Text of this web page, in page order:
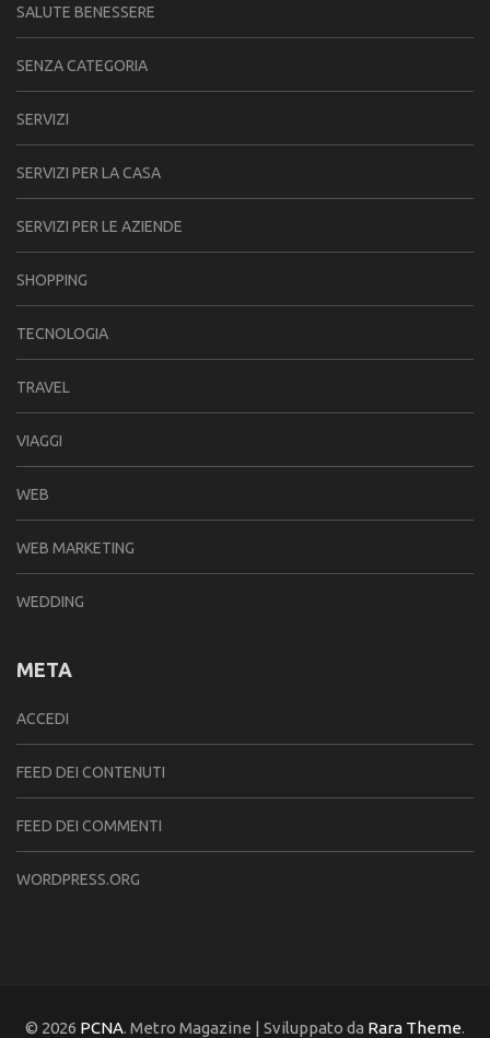
SALUTE BENESSERE
SENZA CATEGORIA
SERVIZI
SERVIZI PER LA CASA
SERVIZI PER LE AZIENDE
SHOPPING
TECNOLOGIA
TRAVEL
VIAGGI
WEB
WEB MARKETING
WEDDING
META
ACCEDI
FEED DEI CONTENUTI
FEED DEI COMMENTI
WORDPRESS.ORG
© 2026 PCNA. Metro Magazine | Sviluppato da Rara Theme.